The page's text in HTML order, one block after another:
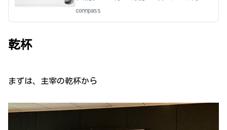
を始めた方 * Objective-C時代からやってき
た方 * 他の言語（Ja
connpass
乾杯
まずは、主宰の乾杯から